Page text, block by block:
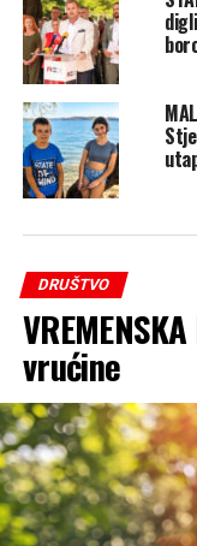
DRUŠTVO
vrućine